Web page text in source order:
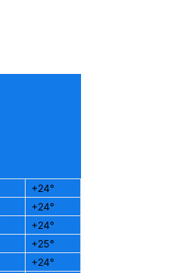
+24°
+24°
+24°
+25°
+24°